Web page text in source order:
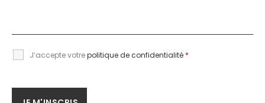
J’accepte votrepolitique de confidentialité *